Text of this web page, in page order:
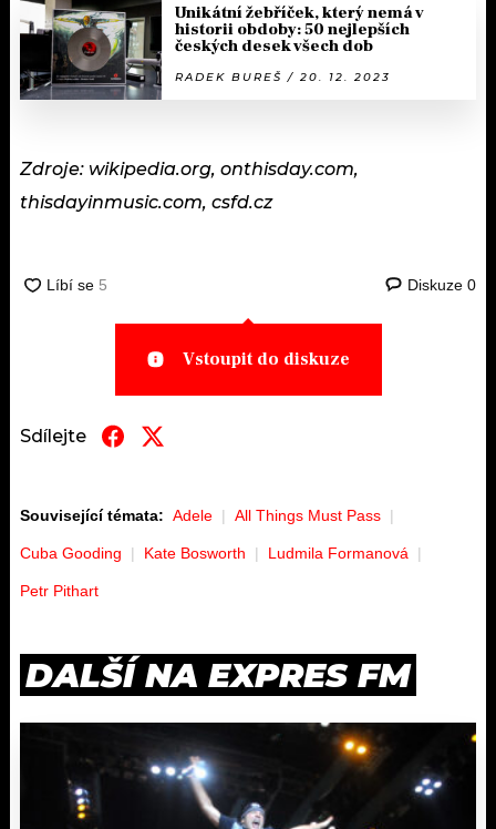
Unikátní žebříček, který nemá v
historii obdoby: 50 nejlepších
českých desek všech dob
RADEK BUREŠ / 20. 12. 2023
Zdroje: wikipedia.org, onthisday.com,
thisdayinmusic.com, csfd.cz
Diskuze 0
Vstoupit do diskuze
Sdílejte
Související témata: Adele All Things Must Pass
Cuba Gooding Kate Bosworth Ludmila Formanová
Petr Pithart
DALŠÍ NA EXPRES FM